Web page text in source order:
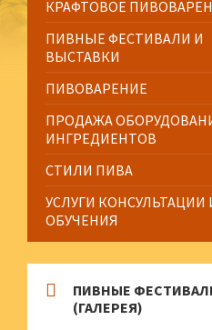
КРАФТОВОЕ
ПИВНЫЕ ФЕСТИВАЛИ И
ВЫСТАВКИ
ПИВОВАРЕНИЕ
ПРОДАЖА
ИНГРЕДИЕНТОВ
СТИЛИ ПИВА
УСЛУГИ КОНСУЛЬТАЦИИ
ОБУЧЕНИЯ
ПИВНЫЕ
(ГАЛЕРЕЯ)